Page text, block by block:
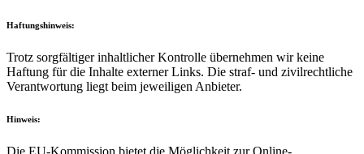
Haftungshinweis:
Trotz sorgfältiger inhaltlicher Kontrolle übernehmen wir keine
Haftung für die Inhalte externer Links. Die straf- und zivilrechtliche
Verantwortung liegt beim jeweiligen Anbieter.
Hinweis:
Die EU-Kommission bietet die Möglichkeit zur Online-